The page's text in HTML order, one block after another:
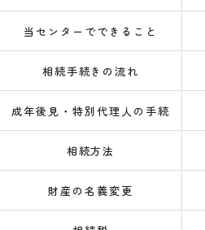
当センターでできること
相続手続きの流れ
成年後見・特別代理人の手続
相続方法
財産の名義変更